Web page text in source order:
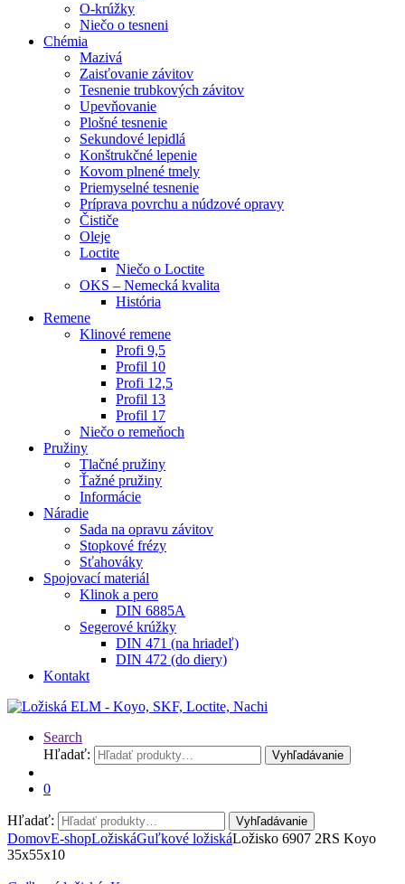
O-krúžky
Niečo o tesneni
Chémia
Mazivá
Zaisťovanie závitov
Tesnenie trubkových závitov
Upevňovanie
Plošné tesnenie
Sekundové lepidlá
Konštrukčné lepenie
Kovom plnené tmely
Priemyselné tesnenie
Príprava povrchu a núdzové opravy
Čističe
Oleje
Loctite
Niečo o Loctite
OKS – Nemecká kvalita
História
Remene
Klinové remene
Profi 9,5
Profil 10
Profi 12,5
Profil 13
Profil 17
Niečo o remeňoch
Pružiny
Tlačné pružiny
Ťažné pružiny
Informácie
Náradie
Sada na opravu závitov
Stopkové frézy
Sťahováky
Spojovací materiál
Klinok a pero
DIN 6885A
Segerové krúžky
DIN 471 (na hriadeľ)
DIN 472 (do diery)
Kontakt
Search
Hľadať:
Vyhľadávanie
0
Hľadať: Vyhľadávanie
DomovE-shopLožiskáGuľkové ložiskáLožisko 6907 2RS Koyo
35x55x10